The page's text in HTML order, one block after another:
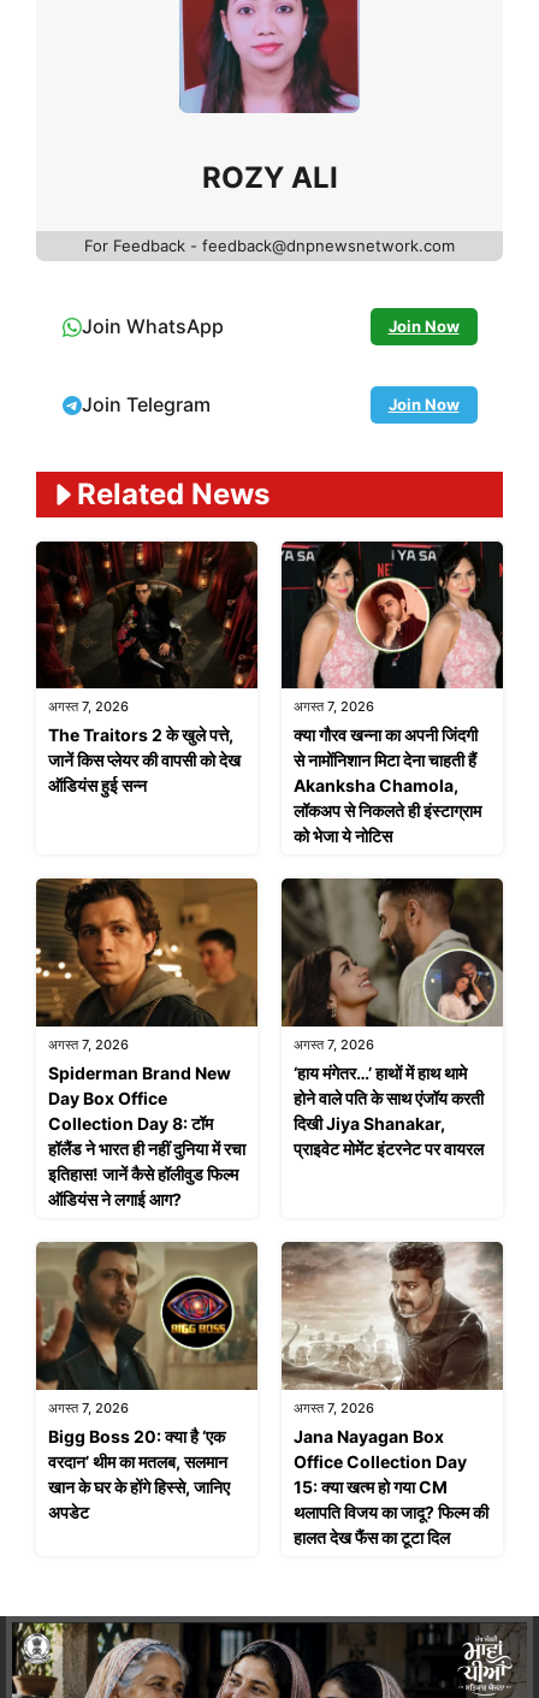
ROZY ALI
For Feedback - feedback@dnpnewsnetwork.com
Join WhatsApp Join Now
Join Telegram Join Now
Related News
अगस्त 7, 2026
The Traitors 2 के खुले पत्ते,
जानें किस प्लेयर की वापसी को देख
ऑडियंस हुई सन्न
अगस्त 7, 2026
क्या गौरव खन्ना का अपनी जिंदगी
से नामोंनिशान मिटा देना चाहती हैं
Akanksha Chamola,
लॉकअप से निकलते ही इंस्टाग्राम
को भेजा ये नोटिस
अगस्त 7, 2026
Spiderman Brand New
Day Box Office
Collection Day 8: टॉम
हॉलैंड ने भारत ही नहीं दुनिया में रचा
इतिहास! जानें कैसे हॉलीवुड फिल्म
ऑडियंस ने लगाई आग?
अगस्त 7, 2026
‘हाय मंगेतर…’ हाथों में हाथ थामे
होने वाले पति के साथ एंजॉय करती
दिखी Jiya Shanakar,
प्राइवेट मोमेंट इंटरनेट पर वायरल
अगस्त 7, 2026
Bigg Boss 20: क्या है ‘एक
वरदान’ थीम का मतलब, सलमान
खान के घर के होंगे हिस्से, जानिए
अपडेट
अगस्त 7, 2026
Jana Nayagan Box
Office Collection Day
15: क्या खत्म हो गया CM
थलापति विजय का जादू? फिल्म की
हालत देख फैंस का टूटा दिल